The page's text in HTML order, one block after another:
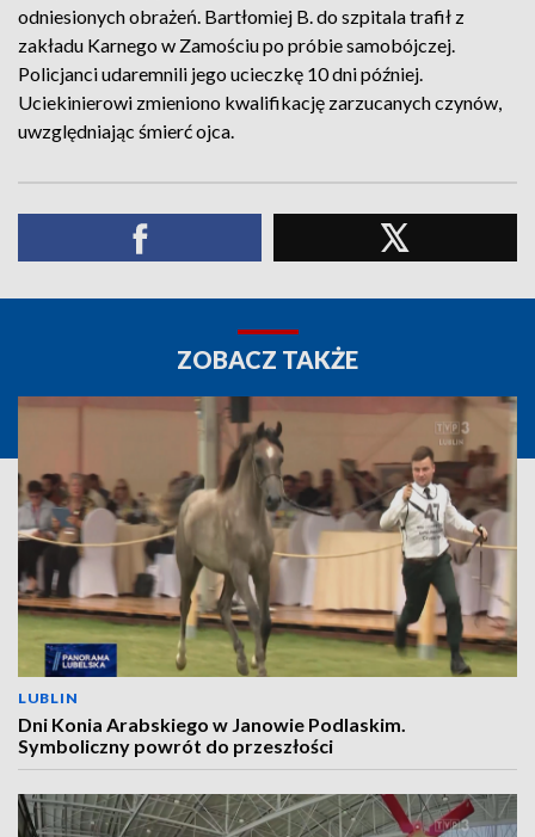
odniesionych obrażeń. Bartłomiej B. do szpitala trafił z
zakładu Karnego w Zamościu po próbie samobójczej.
Policjanci udaremnili jego ucieczkę 10 dni później.
Uciekinierowi zmieniono kwalifikację zarzucanych czynów,
uwzględniając śmierć ojca.
ZOBACZ TAKŻE
LUBLIN
Dni Konia Arabskiego w Janowie Podlaskim.
Symboliczny powrót do przeszłości